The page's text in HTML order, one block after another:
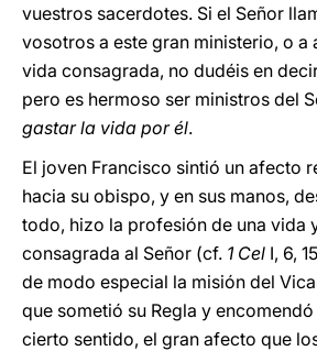
vuestros sacerdotes. Si el Señor
vosotros a este gran ministerio, o a
vida consagrada, no dudéis en
pero es hermoso ser ministros del
gastar la vida por él.
El joven Francisco sintió un afecto
hacia su obispo, y en sus manos,
todo, hizo la profesión de una vida
consagrada al Señor (cf. 1 Cel I, 6,
de modo especial la misión del
que sometió su Regla y encomendó
cierto sentido, el gran afecto que